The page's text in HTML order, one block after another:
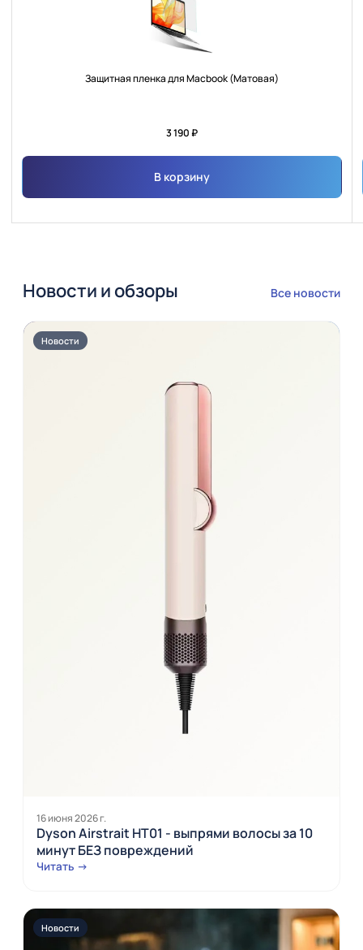
Защитная пленка для Macbook (Матовая)
3 190 ₽
В корзину
Новости и обзоры Все новости
Новости
16 июня 2026 г.
Dyson Airstrait HT01 - выпрями волосы за 10
минут БЕЗ повреждений
Читать →
Новости